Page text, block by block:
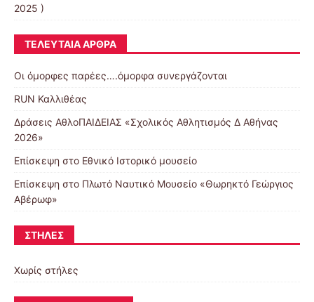
2025 )
ΤΕΛΕΥΤΑΊΑ ΆΡΘΡΑ
Οι όμορφες παρέες….όμορφα συνεργάζονται
RUN Καλλιθέας
Δράσεις ΑθλοΠΑΙΔΕΙΑΣ «Σχολικός Αθλητισμός Δ Αθήνας
2026»
Επίσκεψη στο Εθνικό Ιστορικό μουσείο
Επίσκεψη στο Πλωτό Ναυτικό Μουσείο «Θωρηκτό Γεώργιος
Αβέρωφ»
ΣΤΉΛΕΣ
Χωρίς στήλες